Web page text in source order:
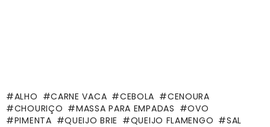
ALHO CARNE VACA CEBOLA
CENOURA
CHOURIÇO
MASSA PARA EMPADAS
OVO
PIMENTA
QUEIJO BRIE QUEIJO FLAMENGO SAL